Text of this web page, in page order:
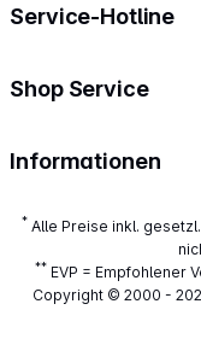
Service-Hotline
Shop Service
Informationen
* Alle Preise inkl.
**EVP = Empfohlener
Copyright © 2000 -